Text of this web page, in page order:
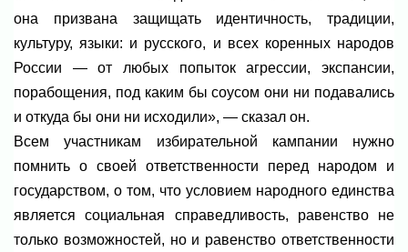
она призвана защищать идентичность, традиции,
культуру, языки: и русского, и всех коренных народов
России — от любых попыток агрессии, экспансии,
порабощения, под каким бы соусом они ни подавались
и откуда бы они ни исходили», — сказал он.
Всем участникам избирательной кампании нужно
помнить о своей ответственности перед народом и
государством, о том, что условием народного единства
является социальная справедливость, равенство не
только возможностей, но и равенство ответственности